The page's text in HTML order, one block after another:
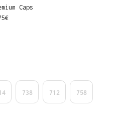
Caps
738 712 758